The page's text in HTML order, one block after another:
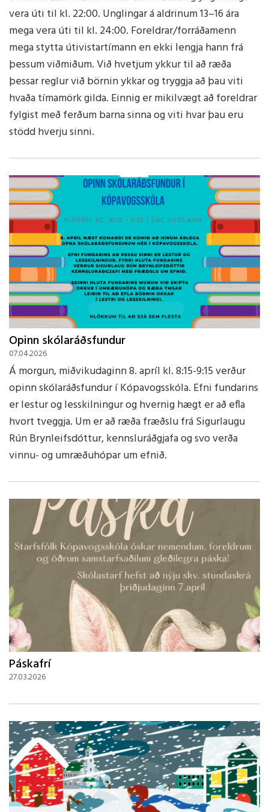
vera úti til kl. 22:00. Unglingar á aldrinum 13–16 ára
mega vera úti til kl. 24:00. Foreldrar/forráðamenn
mega stytta útivistartímann en ekki lengja hann frá
þessum viðmiðum. Við hvetjum ykkur til að ræða
þessar reglur við börnin ykkar og tryggja að þau viti
hvaða tímamörk gilda. Einnig er mikilvægt að foreldrar
fylgist með ferðum barna sinna og viti hvar þau eru
stödd hverju sinni.
Opinn skólaráðsfundur
07.04.2026
Á morgun, miðvikudaginn 8. apríl kl. 8:15-9:15 verður
opinn skólaráðsfundur í Kópavogsskóla. Efni fundarins
er lestur og lesskilningur og hvernig hægt er að efla
hvort tveggja. Um er að ræða fræðslu frá Sigurlaugu
Rún Brynleifsdóttur, kennsluráðgjafa og svo verða
vinnu- og umræðuhópar um efnið.
Páskafrí
27.03.2026